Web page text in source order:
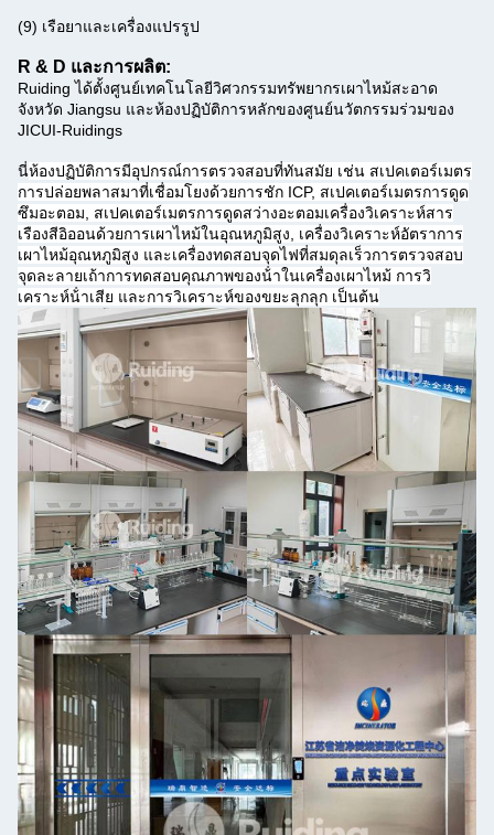
(9) เรือยาและเครื่องแปรรูป
R & D และการผลิต:
Ruiding ได้ตั้งศูนย์เทคโนโลยีวิศวกรรมทรัพยากรเผาไหม้สะอาด
จังหวัด Jiangsu และห้องปฏิบัติการหลักของศูนย์นวัตกรรมร่วมของ
JICUI-Ruidings
นี่ห้องปฏิบัติการมีอุปกรณ์การตรวจสอบที่ทันสมัย เช่น สเปคเตอร์เมตร
การปล่อยพลาสมาที่เชื่อมโยงด้วยการชัก ICP, สเปคเตอร์เมตรการดูด
ซึมอะตอม, สเปคเตอร์เมตรการดูดสว่างอะตอมเครื่องวิเคราะห์สาร
เรืองสีอิออนด้วยการเผาไหม้ในอุณหภูมิสูง, เครื่องวิเคราะห์อัตราการ
เผาไหม้อุณหภูมิสูง และเครื่องทดสอบจุดไฟที่สมดุลเร็วการตรวจสอบ
จุดละลายเถ้าการทดสอบคุณภาพของน้ําในเครื่องเผาไหม้ การวิ
เคราะห์น้ําเสีย และการวิเคราะห์ของขยะลุกลุก เป็นต้น